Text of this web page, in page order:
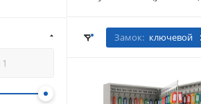
Замок: ключевой